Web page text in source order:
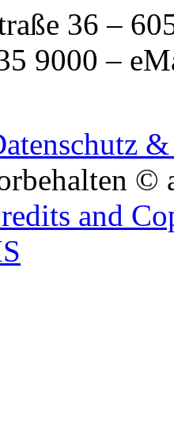
36 –
9000 –
©
and